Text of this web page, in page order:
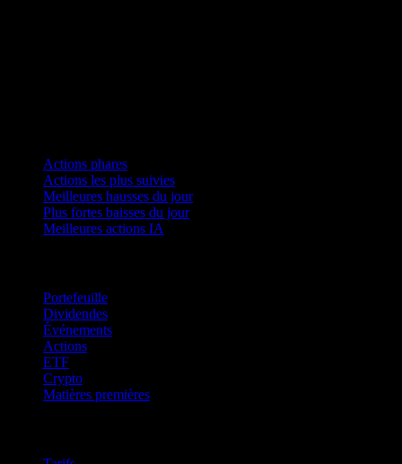
Actions phares
Actions les plus suivies
Meilleures hausses du jour
Plus fortes baisses du jour
Meilleures actions IA
Portefeuille
Dividendes
Événements
Actions
ETF
Crypto
Matières premières